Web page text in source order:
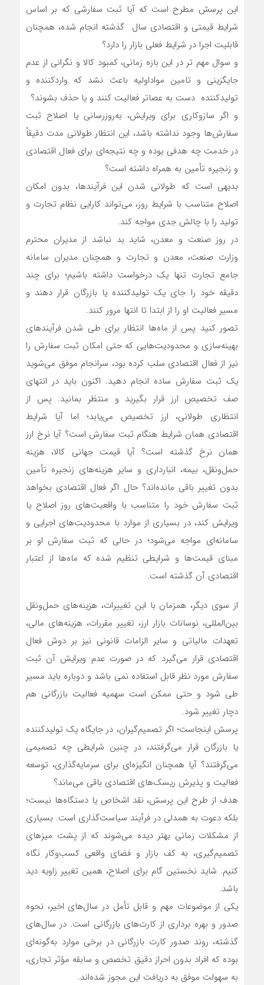
این پرسش مطرح است که آیا ثبت سفارشی که بر اساس
شرایط قیمتی و اقتصادی سال گذشته انجام شده، همچنان
قابلیت اجرا در شرایط فعلی بازار را دارد؟
و سوال مهم تر در این بازه زمانی، کمبود کالا و نگرانی از عدم
جایگزینی و تامین مواداولیه باعث نشد که واردکننده و
تولیدکننده دست به عصاتر فعالیت کنند و یا حذف بشوند؟
و اگر سازوکاری برای ویرایش، به‌روزرسانی یا اصلاح ثبت
سفارش‌ها وجود نداشته باشد، این انتظار طولانی ‌مدت دقیقاً
در خدمت چه هدفی بوده و چه نتیجه‌ای برای فعال اقتصادی
و زنجیره تأمین به همراه داشته است؟
بدیهی است که طولانی شدن این فرآیندها، بدون امکان
اصلاح متناسب با شرایط روز، می‌تواند کارایی نظام تجارت و
تولید را با چالش جدی مواجه کند.
در روز صنعت و معدن، شاید بد نباشد از مدیران محترم
وزارت صنعت، معدن و تجارت و همچنان مدیران سامانه
جامع تجارت تنها یک درخواست داشته باشیم؛ برای چند
دقیقه خود را جای یک تولیدکننده یا بازرگان قرار دهند و
مسیر فعالیت او را از ابتدا تا انتها مرور کنند.
تصور کنید پس از ماه‌ها انتظار برای طی شدن فرآیندهای
بهینه‌سازی و محدودیت‌هایی که حتی امکان ثبت سفارش را
نیز از فعال اقتصادی سلب کرده بود، سرانجام موفق می‌شوید
یک ثبت سفارش ساده انجام دهید. اکنون باید در انتهای
صف تخصیص ارز قرار بگیرید و منتظر بمانید. پس از
انتظاری طولانی، ارز تخصیص می‌یابد؛ اما آیا شرایط
اقتصادی همان شرایط هنگام ثبت سفارش است؟ آیا نرخ ارز
همان نرخ گذشته است؟ آیا قیمت جهانی کالا، هزینه
حمل‌ونقل، بیمه، انبارداری و سایر هزینه‌های زنجیره تأمین
بدون تغییر باقی مانده‌اند؟ حال اگر فعال اقتصادی بخواهد
ثبت سفارش خود را متناسب با واقعیت‌های روز اصلاح یا
ویرایش کند، در بسیاری از موارد با محدودیت‌های اجرایی و
سامانه‌ای مواجه می‌شود؛ در حالی که ثبت سفارش او بر
مبنای قیمت‌ها و شرایطی تنظیم شده که ماه‌ها از اعتبار
اقتصادی آن گذشته است.
از سوی دیگر، همزمان با این تغییرات، هزینه‌های حمل‌ونقل
بین‌المللی، نوسانات بازار ارز، تغییر مقررات، هزینه‌های مالی،
تعهدات مالیاتی و سایر الزامات قانونی نیز بر دوش فعال
اقتصادی قرار می‌گیرد که در صورت عدم ویرایش آن ثبت
سفارش مورد نظر قابل استفاده نمی باشد و دوباره باید مسیر
طی شود و حتی ممکن است سهمیه فعالیت بازرگانی هم
دچار تغییر شود.
پرسش اینجاست؛ اگر تصمیم‌گیران، در جایگاه یک تولیدکننده
یا بازرگان قرار می‌گرفتند، در چنین شرایطی چه تصمیمی
می‌گرفتند؟ آیا همچنان انگیزه‌ای برای سرمایه‌گذاری، توسعه
فعالیت و پذیرش ریسک‌های اقتصادی باقی می‌ماند؟
هدف از طرح این پرسش، نقد اشخاص یا دستگاه‌ها نیست؛
بلکه دعوت به همدلی در فرآیند سیاست‌گذاری است. بسیاری
از مشکلات زمانی بهتر دیده می‌شوند که از پشت میزهای
تصمیم‌گیری، به کف بازار و فضای واقعی کسب‌وکار نگاه
کنیم. شاید نخستین گام برای اصلاح، همین تغییر زاویه دید
باشد.
یکی از موضوعات مهم و قابل تأمل در سال‌های اخیر، نحوه
صدور و بهره ‌برداری از کارت‌های بازرگانی است. در سال‌های
گذشته، روند صدور کارت بازرگانی در برخی موارد به‌گونه‌ای
بوده که افراد بدون احراز دقیق تخصص و سابقه مؤثر تجاری،
به سهولت موفق به دریافت این مجوز شده‌اند.